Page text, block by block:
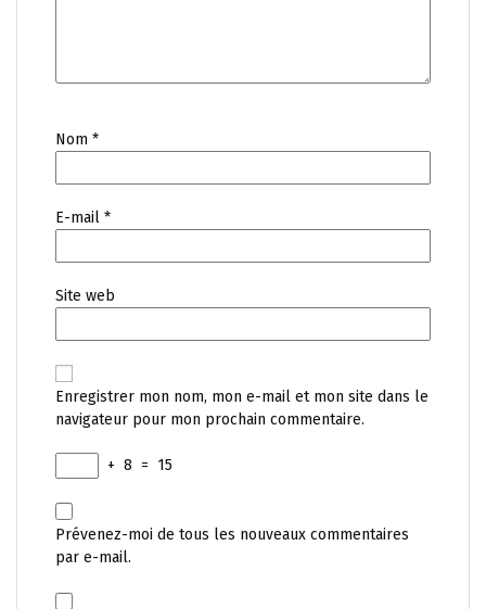
Nom *
E-mail *
Site web
Enregistrer mon nom, mon e-mail et mon site dans le
navigateur pour mon prochain commentaire.
+ 8 = 15
Prévenez-moi de tous les nouveaux commentaires
par e-mail.